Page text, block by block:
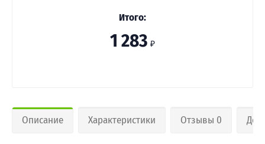
Итого:
1 283 ₽
Описание Характеристики Отзывы 0